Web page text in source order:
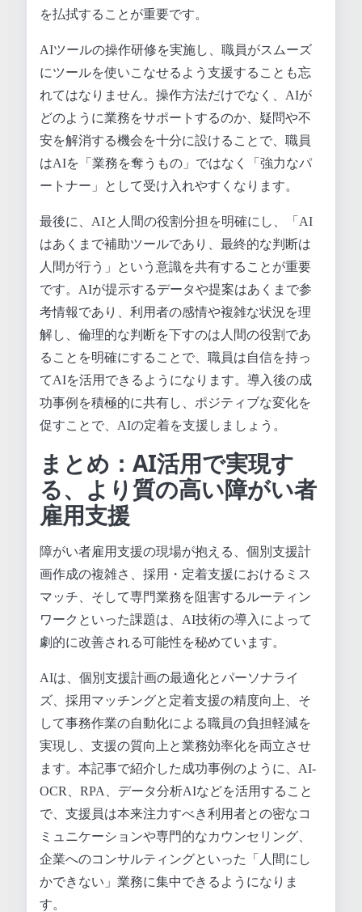
を払拭することが重要です。
AIツールの操作研修を実施し、職員がスムーズ
にツールを使いこなせるよう支援することも忘
れてはなりません。操作方法だけでなく、AIが
どのように業務をサポートするのか、疑問や不
安を解消する機会を十分に設けることで、職員
はAIを「業務を奪うもの」ではなく「強力なパ
ートナー」として受け入れやすくなります。
最後に、AIと人間の役割分担を明確にし、「AI
はあくまで補助ツールであり、最終的な判断は
人間が行う」という意識を共有することが重要
です。AIが提示するデータや提案はあくまで参
考情報であり、利用者の感情や複雑な状況を理
解し、倫理的な判断を下すのは人間の役割であ
ることを明確にすることで、職員は自信を持っ
てAIを活用できるようになります。導入後の成
功事例を積極的に共有し、ポジティブな変化を
促すことで、AIの定着を支援しましょう。
まとめ：AI活用で実現す
る、より質の高い障がい者
雇用支援
障がい者雇用支援の現場が抱える、個別支援計
画作成の複雑さ、採用・定着支援におけるミス
マッチ、そして専門業務を阻害するルーティン
ワークといった課題は、AI技術の導入によって
劇的に改善される可能性を秘めています。
AIは、個別支援計画の最適化とパーソナライ
ズ、採用マッチングと定着支援の精度向上、そ
して事務作業の自動化による職員の負担軽減を
実現し、支援の質向上と業務効率化を両立させ
ます。本記事で紹介した成功事例のように、AI-
OCR、RPA、データ分析AIなどを活用すること
で、支援員は本来注力すべき利用者との密なコ
ミュニケーションや専門的なカウンセリング、
企業へのコンサルティングといった「人間にし
かできない」業務に集中できるようになりま
す。